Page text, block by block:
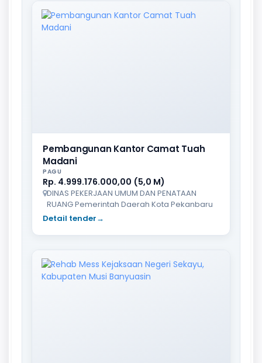
Pembangunan Kantor Camat Tuah
Madani
PAGU
Rp. 4.999.176.000,00 (5,0 M)
DINAS PEKERJAAN UMUM DAN PENATAAN
RUANG Pemerintah Daerah Kota Pekanbaru
Detail tender→